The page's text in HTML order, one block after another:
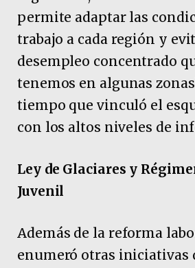
permite adaptar las
trabajo a cada región y
desempleo concentrado
tenemos en algunas
tiempo que vinculó el
con los altos niveles de
Ley de Glaciares y
Juvenil
Además de la reforma
enumeró otras iniciativas